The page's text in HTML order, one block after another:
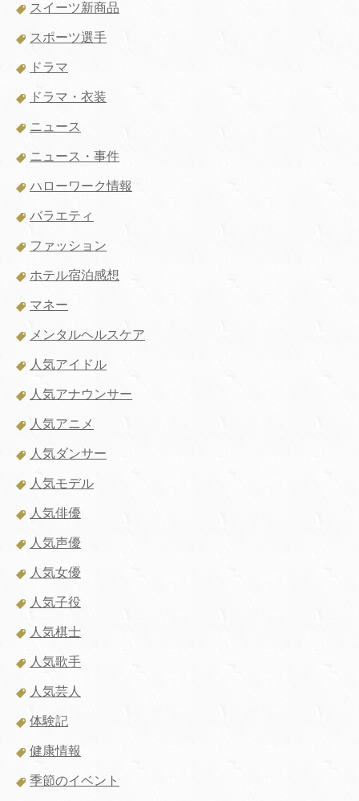
スイーツ新商品
スポーツ選手
ドラマ
ドラマ・衣装
ニュース
ニュース・事件
ハローワーク情報
バラエティ
ファッション
ホテル宿泊感想
マネー
メンタルヘルスケア
人気アイドル
人気アナウンサー
人気アニメ
人気ダンサー
人気モデル
人気俳優
人気声優
人気女優
人気子役
人気棋士
人気歌手
人気芸人
体験記
健康情報
季節のイベント